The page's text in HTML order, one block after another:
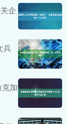
企
兵
加